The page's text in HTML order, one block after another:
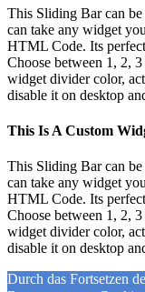
This Sliding Bar can
can take any widget
HTML Code. Its
Choose between 1, 2,
widget divider color,
disable it on desktop
This Is A Custom
This Sliding Bar can
can take any widget
HTML Code. Its
Choose between 1, 2,
widget divider color,
disable it on desktop
Durch das Fortsetzen